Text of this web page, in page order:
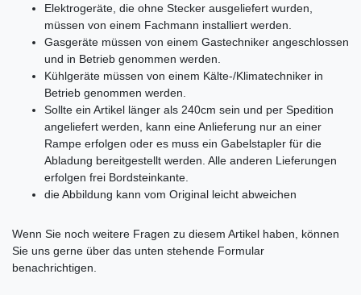
Elektrogeräte, die ohne Stecker ausgeliefert wurden,
müssen von einem Fachmann installiert werden.
Gasgeräte müssen von einem Gastechniker angeschlossen
und in Betrieb genommen werden.
Kühlgeräte müssen von einem Kälte-/Klimatechniker in
Betrieb genommen werden.
Sollte ein Artikel länger als 240cm sein und per Spedition
angeliefert werden, kann eine Anlieferung nur an einer
Rampe erfolgen oder es muss ein Gabelstapler für die
Abladung bereitgestellt werden. Alle anderen Lieferungen
erfolgen frei Bordsteinkante.
die Abbildung kann vom Original leicht abweichen
Wenn Sie noch weitere Fragen zu diesem Artikel haben, können
Sie uns gerne über das unten stehende Formular
benachrichtigen.